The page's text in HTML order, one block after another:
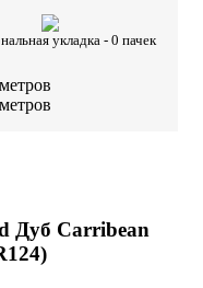
укладка - 0 пачек
Дуб Carribean